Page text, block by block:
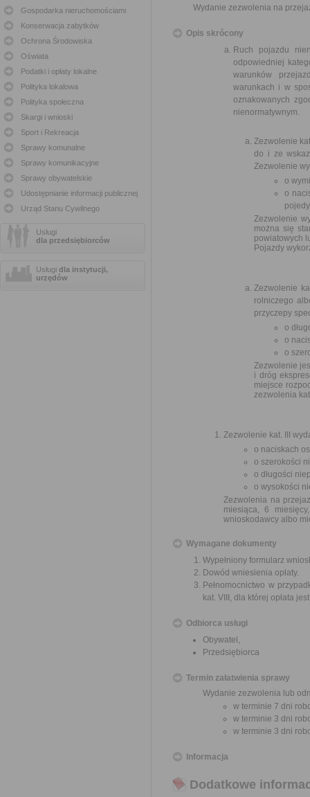
Gospodarka nieruchomościami
Konserwacja zabytków
Ochrona Środowiska
Oświata
Podatki i opłaty lokalne
Polityka lokalowa
Polityka społeczna
Skargi i wnioski
Sport i Rekreacja
Sprawy komunalne
Sprawy komunikacyjne
Sprawy obywatelskie
Udostępnianie informacji publicznej
Urząd Stanu Cywilnego
Usługi
dla przedsiębiorców
Usługi dla instytucji,
urzędów
Wydanie zezwolenia na
Opis skrócony
Ruch pojazdu
odpowiedniej
warunków
warunkach i w
oznakowanych
nienormatywnym.
Zezwolenie
do i ze
Zezwolenie
o
o
Zezwolenie
można się
powiatowych
Pojazdy
Zezwolenie
rolniczego
przyczepy
o
o
o
Zezwolenie
i dróg
miejsce
zezwolenia
Zezwolenie kat. III
o naciskach
o szerokości
o długości
o wysokości
Zezwolenia na
miesiąca, 6
wnioskodawcy albo
Wymagane dokumenty
Wypełniony formularz
Dowód wniesienia opłaty.
Pełnomocnictwo w
kat. VIII, dla której opłata
Odbiorca usługi
Obywatel,
Przedsiębiorca
Termin załatwienia sprawy
Wydanie zezwolenia lub
w terminie 7 dni
w terminie 3 dni
w terminie 3 dni
Informacja
Dodatkowe